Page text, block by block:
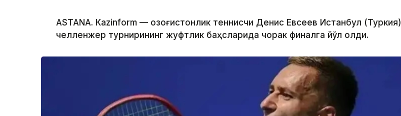
ASTANА. Кazinform — Қозоғистонлик теннисчи Денис Евсеев Истанбул (Туркия)
челленжер турнирининг жуфтлик баҳсларида чорак финалга йўл олди.